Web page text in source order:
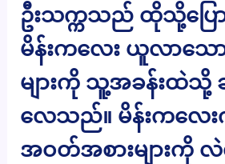
ဦးသက္ကသည် ထိုသို့ပြေ
မိန်းကလေး ယူလာသ
များကို သူ့အခန်းထဲသို့
လေသည်။ မိန်းကလေ
အဝတ်အစားများကို